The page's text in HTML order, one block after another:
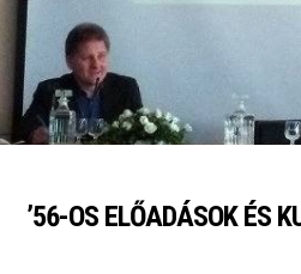
’56-OS ELŐADÁSOK ÉS